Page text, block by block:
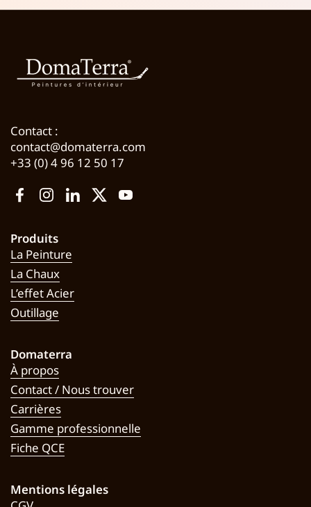
Contact :
contact@domaterra.com
+33 (0) 4 96 12 50 17
FacebookInstagram
LinkedIn
TwitterYouTube
Produits
La Peinture
La Chaux
L’effet Acier
Outillage
Domaterra
À propos
Contact / Nous trouver
Carrières
Gamme professionnelle
Fiche QCE
Mentions légales